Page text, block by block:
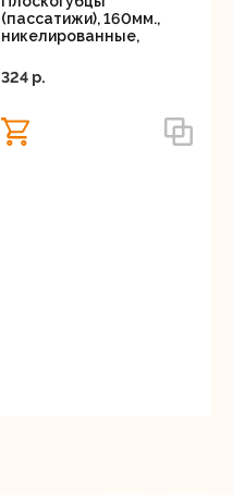
(пассатижи), 160мм.,
никелированные,
рукоятки, Вихрь
324 p.